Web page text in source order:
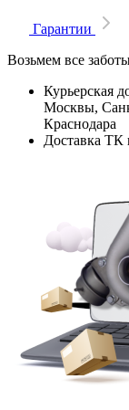
Гарантии
Возьмем все
Курьерская
Москвы,
Краснодара
Доставка ТК